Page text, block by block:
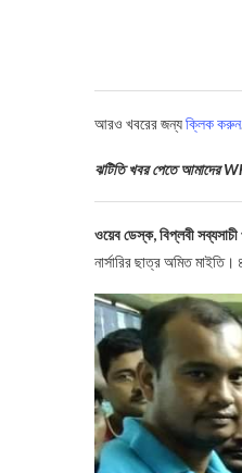
আরও খবরের জন্যক্লিক করুন
ঝটিতি খবর পেতে আমাদের
ওয়েব ডেস্ক, বিপ্লবী
নার্সারির ছাত্র অমিত